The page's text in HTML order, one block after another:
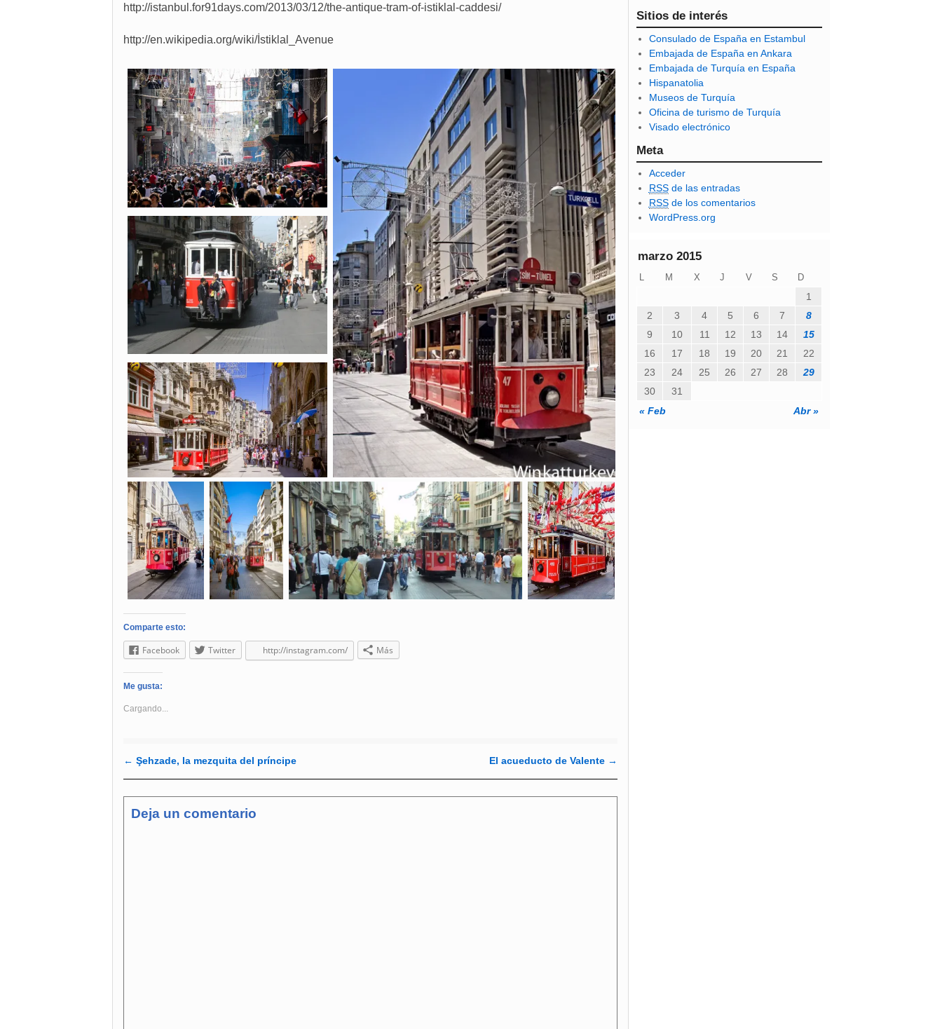
http://istanbul.for91days.com/2013/03/12/the-antique-tram-of-istiklal-caddesi/
http://en.wikipedia.org/wiki/İstiklal_Avenue
Comparte esto:
Facebook Twitter http://instagram.com/ Más
Me gusta:
Cargando...
Navegador de artículos
← Şehzade, la mezquita del príncipe El acueducto de Valente →
Deja un comentario
c
c
i
ó
n
d
e
c
o
r
r
e
o
e
l
t
r
Sitios de interés
Consulado de España en Estambul
Embajada de España en Ankara
Embajada de Turquía en España
Hispanatolia
Museos de Turquía
Oficina de turismo de Turquía
Visado electrónico
Meta
Acceder
RSSde las entradas
RSSde los comentarios
WordPress.org
marzo 2015
L M X J V S D
« Feb Abr »
1
2
3 4 5 6 7
8
9
10 11 12 13 14
15
16
17 18 19 20 21
22
23
24 25 26 27 28
29
30
31